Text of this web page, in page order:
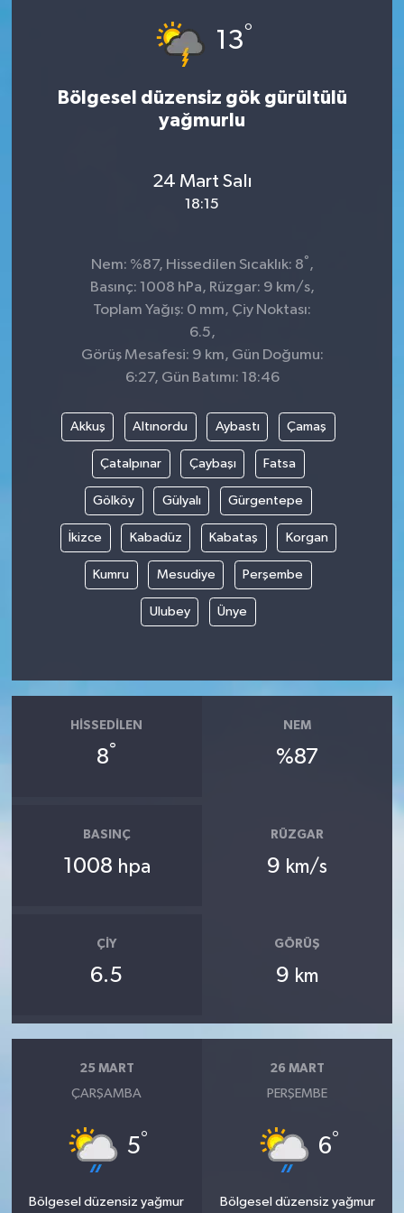
13°
Bölgesel düzensiz gök gürültülü
yağmurlu
24 Mart Salı
18:15
Nem: %87, Hissedilen Sıcaklık: 8° ,
Basınç: 1008 hPa, Rüzgar: 9 km/s,
Toplam Yağış: 0 mm, Çiy Noktası:
6.5,
Görüş Mesafesi: 9 km, Gün Doğumu:
6:27, Gün Batımı: 18:46
Akkuş Altınordu Aybastı Çamaş
Çatalpınar Çaybaşı Fatsa
Gölköy Gülyalı Gürgentepe
İkizce Kabadüz Kabataş Korgan
Kumru Mesudiye Perşembe
Ulubey Ünye
HISSEDILEN
8°
NEM
%87
BASINÇ
1008 hpa
RÜZGAR
9 km/s
ÇIY
6.5
GÖRÜŞ
9 km
25 MART
ÇARŞAMBA
5°
Bölgesel düzensiz yağmur
26 MART
PERŞEMBE
6°
Bölgesel düzensiz yağmur
Bilim veTeknoloji
Magazin
haber ara
Günün Haberleri
Tüm Makaleler
Tüm Haberler
Videolu Haberler
Son Dakika
Tüm Haberler